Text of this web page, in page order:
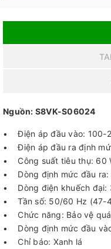
Nguồn: S8VK-S06024
• Điện áp đầu vào: 100-
• Điện áp đầu ra định
• Công suất tiêu thụ: 60
• Dòng định mức đầu ra:
• Dòng điện khuếch đại:
• Tần số: 50/60 Hz (47-
• Chức năng: Bảo vệ
• Dòng định mức đầu
• Chỉ báo: Xanh lá